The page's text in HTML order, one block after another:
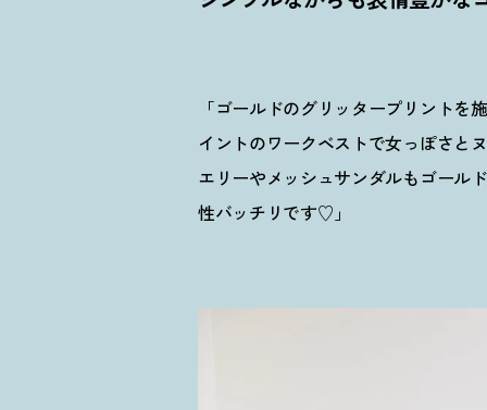
「ゴールドのグリッタープリント
イントのワークベストで女っぽさと
エリーやメッシュサンダルもゴール
性バッチリです♡」